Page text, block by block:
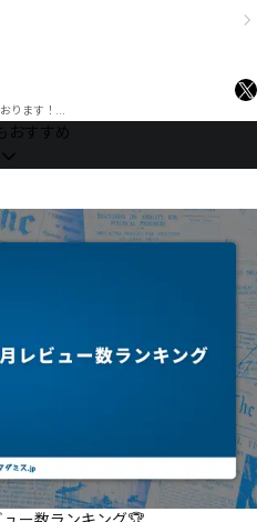
ります！
おすすめ